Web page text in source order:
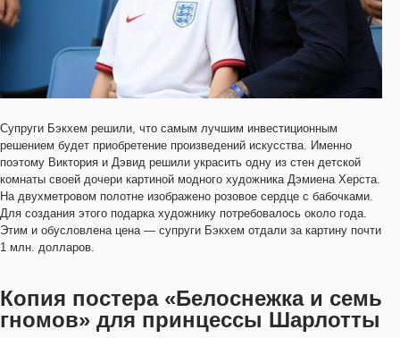
Супруги Бэкхем решили, что самым лучшим инвестиционным
решением будет приобретение произведений искусства. Именно
поэтому Виктория и Дэвид решили украсить одну из стен детской
комнаты своей дочери картиной модного художника Дэмиена Херста.
На двухметровом полотне изображено розовое сердце с бабочками.
Для создания этого подарка художнику потребовалось около года.
Этим и обусловлена цена — супруги Бэкхем отдали за картину почти
1 млн. долларов.
Копия постера «Белоснежка и семь
гномов» для принцессы Шарлотты